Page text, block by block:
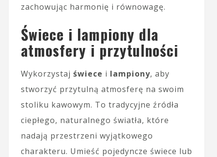
zachowując harmonię i równowagę.
Świece i lampiony dla
atmosfery i przytulności
Wykorzystaj świece i lampiony, aby
stworzyć przytulną atmosferę na swoim
stoliku kawowym. To tradycyjne źródła
ciepłego, naturalnego światła, które
nadają przestrzeni wyjątkowego
charakteru. Umieść pojedyncze świece lub